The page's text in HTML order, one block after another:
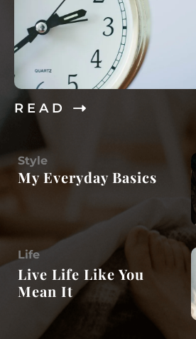
R E A D
Style
My Everyday Basics
Life
Live Life Like You
Mean It